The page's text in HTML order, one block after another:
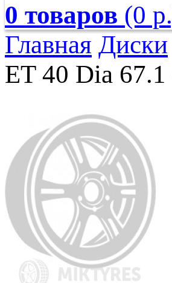
0 товаров (0
Главная Диски
ET 40 Dia